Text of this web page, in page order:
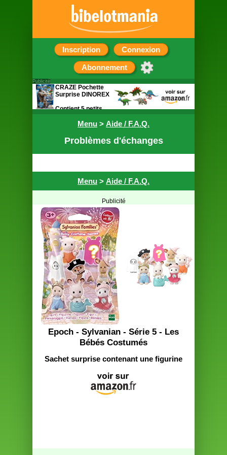
Inscription Connexion
Abonnement
Menu > Aide / F.A.Q.
Problèmes d'échanges
Menu > Aide / F.A.Q.
Publicité
Epoch - Sylvanian - Série 5 - Les
Bébés Costumés
Sachet surprise contenant une figurine
Publicité
CRAZE Pochette
Surprise DINOREX
Contient 5 petits
thème des